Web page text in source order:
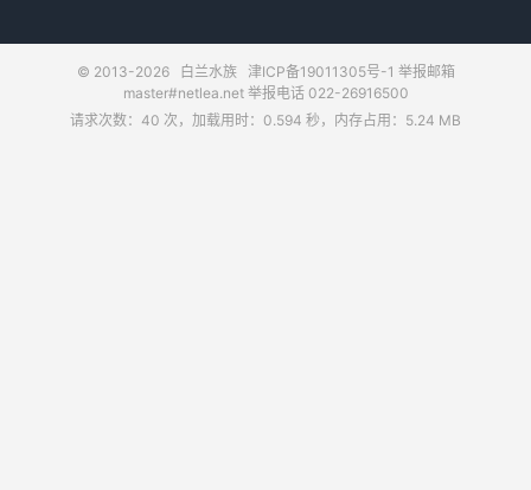
© 2013-2026 白兰水族 津ICP备19011305号-1 举报邮箱
master#netlea.net 举报电话 022-26916500
请求次数：40 次，加载用时：0.594 秒，内存占用：5.24 MB